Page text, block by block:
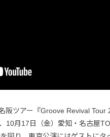
阪ツアー『Groove Revival Tour
10月17日（金）愛知・名古屋